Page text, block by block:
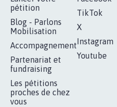
pétition
Blog - Parlons
Mobilisation
Accompagnement
Partenariat et
fundraising
Les pétitions
proches de chez
vous
TikTok
X
Instagram
Youtube